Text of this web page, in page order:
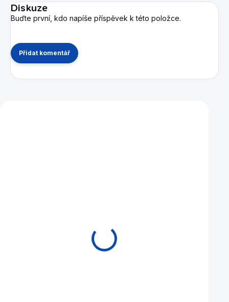
Diskuze
Buďte první, kdo napíše příspěvek k této položce.
Přidat komentář